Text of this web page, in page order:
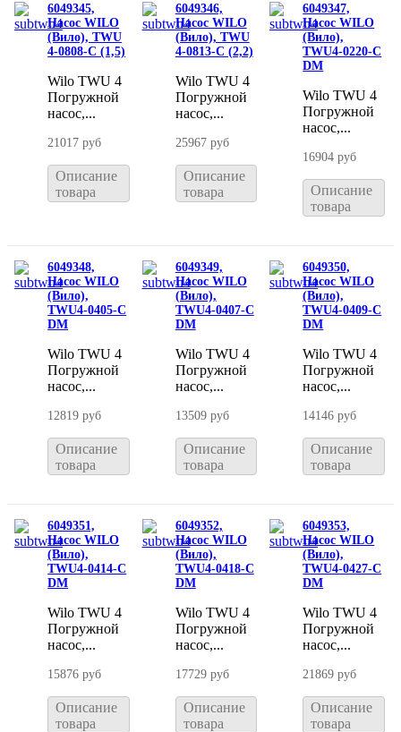
6049345,
Насос WILO
(Вило), TWU
4-0808-C (1,5)
Wilo TWU 4
Погружной
насос,...
21017 руб
Описание
товара
6049346,
Насос WILO
(Вило), TWU
4-0813-C (2,2)
Wilo TWU 4
Погружной
насос,...
25967 руб
Описание
товара
6049347,
Насос WILO
(Вило),
TWU4-0220-C
DM
Wilo TWU 4
Погружной
насос,...
16904 руб
Описание
товара
6049348,
Насос WILO
(Вило),
TWU4-0405-C
DM
Wilo TWU 4
Погружной
насос,...
12819 руб
Описание
товара
6049349,
Насос WILO
(Вило),
TWU4-0407-C
DM
Wilo TWU 4
Погружной
насос,...
13509 руб
Описание
товара
6049350,
Насос WILO
(Вило),
TWU4-0409-C
DM
Wilo TWU 4
Погружной
насос,...
14146 руб
Описание
товара
6049351,
Насос WILO
(Вило),
TWU4-0414-C
DM
Wilo TWU 4
Погружной
насос,...
15876 руб
Описание
товара
6049352,
Насос WILO
(Вило),
TWU4-0418-C
DM
Wilo TWU 4
Погружной
насос,...
17729 руб
Описание
товара
6049353,
Насос WILO
(Вило),
TWU4-0427-C
DM
Wilo TWU 4
Погружной
насос,...
21869 руб
Описание
товара